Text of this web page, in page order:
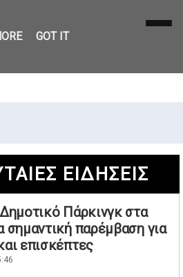
ΕΙΔΗΣΕΙΣ
Πάρκινγκ στα
σημαντική παρέμβαση για
επισκέπτες
GOT IT